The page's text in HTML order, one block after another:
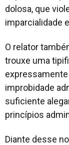
dolosa, que
imparcialidade
O relator
trouxe uma
improbidade
suficiente
princípios
Diante desse